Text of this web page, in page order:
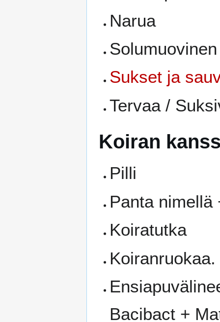
Narua
Sukset ja
Tervaa /
Koiran
Pilli
Panta nimellä
Koiratutka
Bacibact +